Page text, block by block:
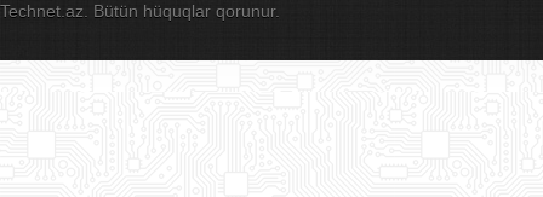
Technet.az. Bütün hüquqlar qorunur.